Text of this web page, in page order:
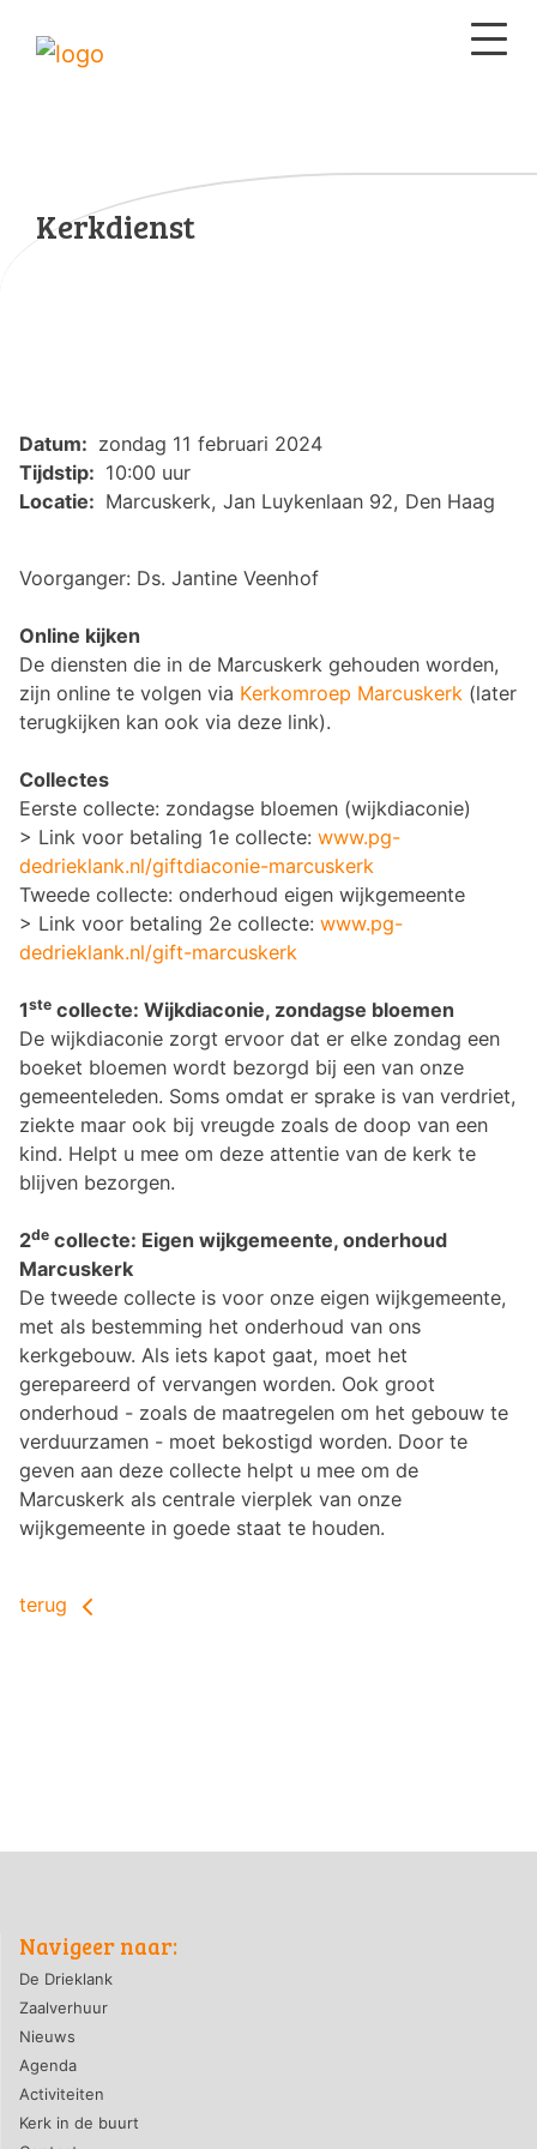
Kerkdienst
Datum: zondag 11 februari 2024
Tijdstip: 10:00 uur
Locatie: Marcuskerk, Jan Luykenlaan 92, Den Haag
Voorganger: Ds. Jantine Veenhof
Online kijken
De diensten die in de Marcuskerk gehouden worden,
zijn online te volgen via Kerkomroep Marcuskerk (later
terugkijken kan ook via deze link).
Collectes
Eerste collecte: zondagse bloemen (wijkdiaconie)
> Link voor betaling 1e collecte: www.pg-
dedrieklank.nl/giftdiaconie-marcuskerk
Tweede collecte: onderhoud eigen wijkgemeente
> Link voor betaling 2e collecte: www.pg-
dedrieklank.nl/gift-marcuskerk
1ste collecte: Wijkdiaconie, zondagse bloemen
De wijkdiaconie zorgt ervoor dat er elke zondag een
boeket bloemen wordt bezorgd bij een van onze
gemeenteleden. Soms omdat er sprake is van verdriet,
ziekte maar ook bij vreugde zoals de doop van een
kind. Helpt u mee om deze attentie van de kerk te
blijven bezorgen.
2de collecte: Eigen wijkgemeente, onderhoud
Marcuskerk
De tweede collecte is voor onze eigen wijkgemeente,
met als bestemming het onderhoud van ons
kerkgebouw. Als iets kapot gaat, moet het
gerepareerd of vervangen worden. Ook groot
onderhoud - zoals de maatregelen om het gebouw te
verduurzamen - moet bekostigd worden. Door te
geven aan deze collecte helpt u mee om de
Marcuskerk als centrale vierplek van onze
wijkgemeente in goede staat te houden.
terug
Navigeer naar:
De Drieklank
Zaalverhuur
Nieuws
Agenda
Activiteiten
Kerk in de buurt